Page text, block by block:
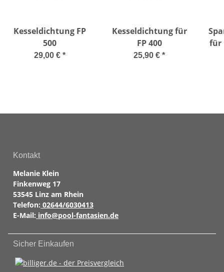
Kesseldichtung FP
500
29,00 € *
Kesseldichtung für
FP 400
25,90 € *
für
Kontakt
Melanie Klein
Finkenweg 17
53545 Linz am Rhein
Telefon: 02644/6030413
E-Mail: info@pool-fantasien.de
Sicher Einkaufen